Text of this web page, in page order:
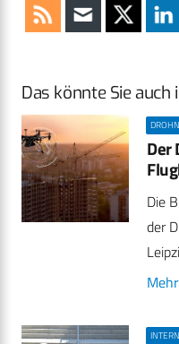
Das könnte Sie
Der
Die
der
Mehr